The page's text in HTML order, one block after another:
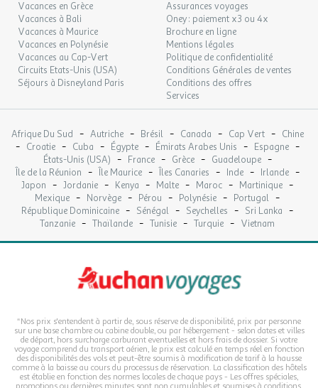
Vacances en Grèce
Vacances à Bali
Vacances à Maurice
Vacances en Polynésie
Vacances au Cap-Vert
Circuits Etats-Unis (USA)
Séjours à Disneyland Paris
Assurances voyages
Oney : paiement x3 ou 4x
Brochure en ligne
Mentions légales
Politique de confidentialité
Conditions Générales de ventes
Conditions des offres
Services
Afrique Du Sud - Autriche - Brésil - Canada - Cap Vert - Chine
- Croatie - Cuba - Égypte - Émirats Arabes Unis - Espagne -
États-Unis (USA) - France - Grèce - Guadeloupe -
Île de la Réunion - Île Maurice - Îles Canaries - Inde - Irlande -
Japon - Jordanie - Kenya - Malte - Maroc - Martinique -
Mexique - Norvège - Pérou - Polynésie - Portugal -
République Dominicaine - Sénégal - Seychelles - Sri Lanka -
Tanzanie - Thaïlande - Tunisie - Turquie - Vietnam
*Nos prix s'entendent à partir de, sous réserve de disponibilité, prix par personne
sur une base chambre ou cabine double, ou par hébergement - selon dates et villes
de départ, hors surcharge carburant eventuelles et hors frais de dossier. Si votre
voyage comprend du transport aérien, le prix est calculé en temps réel en fonction
des disponibilités des vols et peut-être soumis à modification de tarif à la hausse
comme à la baisse au cours du processus de réservation. La classification des hôtels
est établie en fonction des normes locales de chaque pays - Les offres spéciales,
promotions ou dernières minutes sont non cumulables et soumises à conditions,